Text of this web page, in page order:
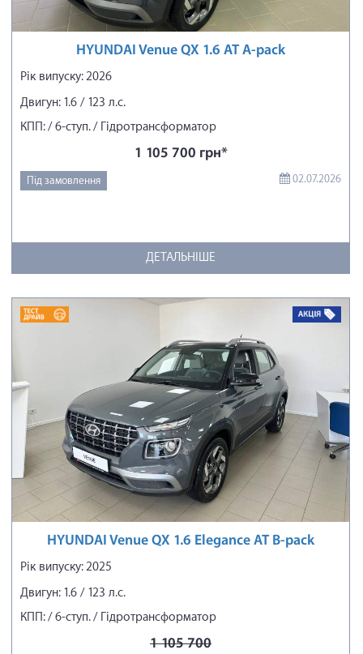
HYUNDAI Venue QX 1.6 AT A-pack
Рік випуску: 2026
Двигун: 1.6 / 123 л.с.
КПП: / 6-ступ. / Гідротрансформатор
1 105 700 грн*
Під замовлення 02.07.2026
ДЕТАЛЬНІШЕ
HYUNDAI Venue QX 1.6 Elegance AT B-pack
Рік випуску: 2025
Двигун: 1.6 / 123 л.с.
КПП: / 6-ступ. / Гідротрансформатор
1 105 700